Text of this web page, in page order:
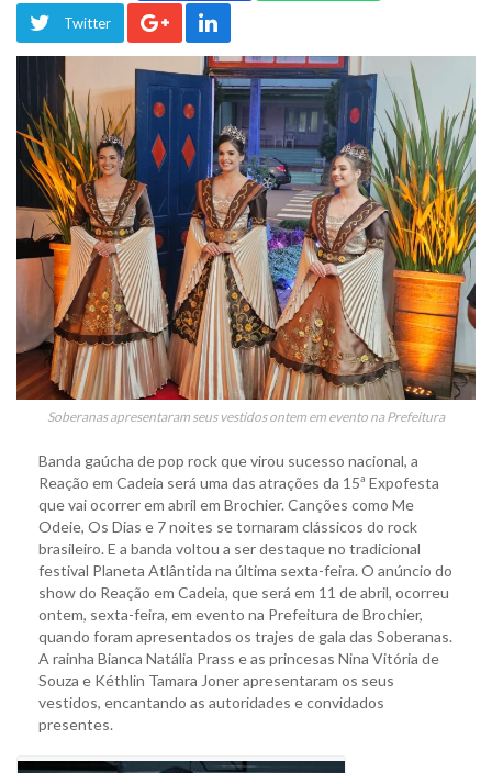
Twitter
Soberanas apresentaram seus vestidos ontem em evento na Prefeitura
Banda gaúcha de pop rock que virou sucesso nacional, a
Reação em Cadeia será uma das atrações da 15ª Expofesta
que vai ocorrer em abril em Brochier. Canções como Me
Odeie, Os Dias e 7 noites se tornaram clássicos do rock
brasileiro. E a banda voltou a ser destaque no tradicional
festival Planeta Atlântida na última sexta-feira. O anúncio do
show do Reação em Cadeia, que será em 11 de abril, ocorreu
ontem, sexta-feira, em evento na Prefeitura de Brochier,
quando foram apresentados os trajes de gala das Soberanas.
A rainha Bianca Natália Prass e as princesas Nina Vitória de
Souza e Kéthlin Tamara Joner apresentaram os seus
vestidos, encantando as autoridades e convidados
presentes.